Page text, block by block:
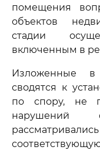
помещения
объектов
стадии
включенным в
Изложенные
сводятся к
по спору, не
нарушений